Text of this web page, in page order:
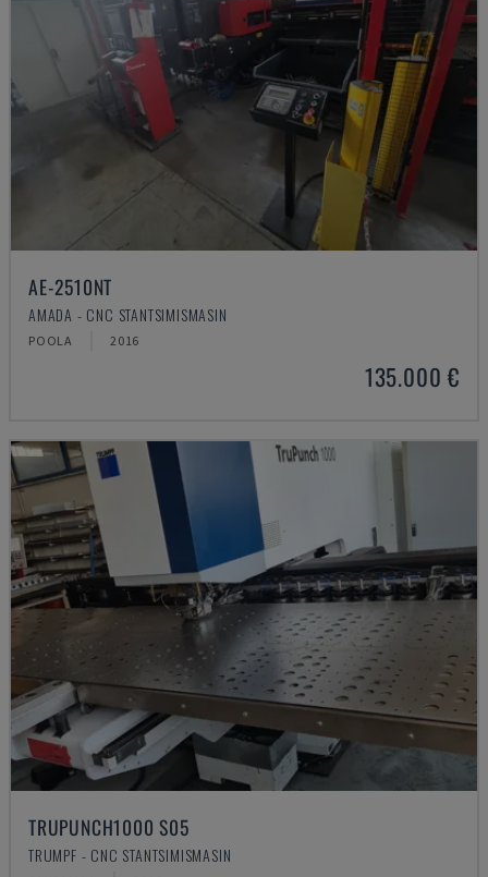
AE-2510NT
AMADA - CNC STANTSIMISMASIN
POOLA 2016
135.000 €
TRUPUNCH1000 S05
TRUMPF - CNC STANTSIMISMASIN